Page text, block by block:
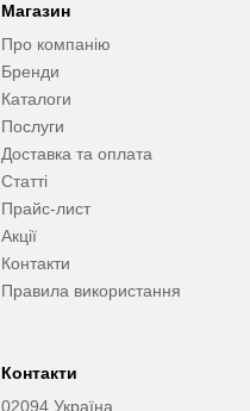
Магазин
Про компанію
Бренди
Каталоги
Послуги
Доставка та оплата
Статті
Прайс-лист
Акції
Контакти
Правила використання
Контакти
02094 Україна,